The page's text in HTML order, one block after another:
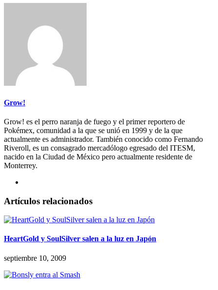
Grow!
Grow! es el perro naranja de fuego y el primer reportero de
Pokémex, comunidad a la que se unió en 1999 y de la que
actualmente es administrador. También conocido como Fernando
Riveroll, es un consagrado mercadólogo egresado del ITESM,
nacido en la Ciudad de México pero actualmente residente de
Monterrey.
Artículos relacionados
HeartGold y SoulSilver salen a la luz en Japón
septiembre 10, 2009